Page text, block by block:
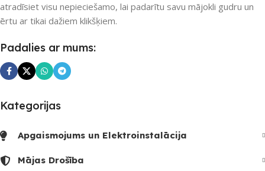
PIEEJAMS UZREIZ
atradīsiet visu nepieciešamo, lai padarītu savu mājokli gudru un
ērtu ar tikai dažiem klikšķiem.
Padalies ar mums:
Kategorijas
Apgaismojums un Elektroinstalācija
Mājas Drošība